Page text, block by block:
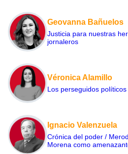
Geovanna Bañuelos
Justicia para nuestras
jornaleros
Véronica Alamillo
Los perseguidos
Ignacio Valenzuela
Crónica del poder /
Morena como